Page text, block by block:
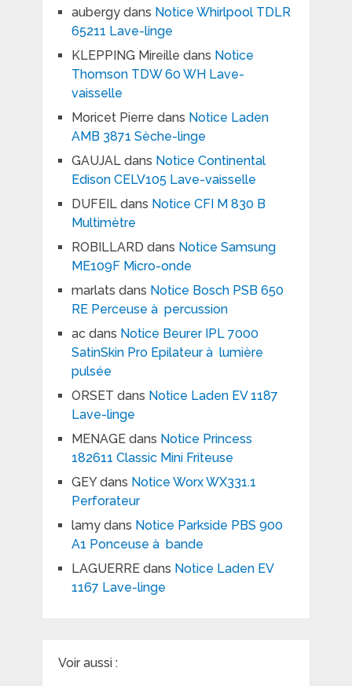
aubergydans Notice Whirlpool TDLR
65211 Lave-linge
KLEPPING Mireille dans Notice
Thomson TDW 60 WH Lave-
vaisselle
Moricet Pierre dans Notice Laden
AMB 3871 Sèche-linge
GAUJALdans Notice Continental
Edison CELV105 Lave-vaisselle
DUFEILdans Notice CFI M 830 B
Multimètre
ROBILLARD dans Notice Samsung
ME109F Micro-onde
marlats dans Notice Bosch PSB 650
RE Perceuse à percussion
acdans Notice Beurer IPL 7000
SatinSkin Pro Epilateur à lumière
pulsée
ORSET dans Notice Laden EV 1187
Lave-linge
MENAGEdans Notice Princess
182611 Classic Mini Friteuse
GEYdans Notice Worx WX331.1
Perforateur
lamydans Notice Parkside PBS 900
A1 Ponceuse à bande
LAGUERREdans Notice Laden EV
1167 Lave-linge
Voir aussi :